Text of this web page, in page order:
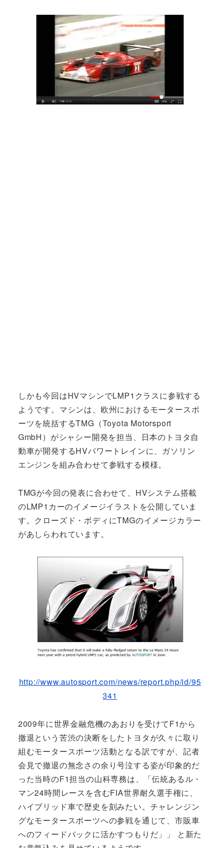
しかも今回はHVマシンでLMP1クラスに参戦する
ようです。マシンは、欧州におけるモータースポ
ーツを統括するTMG（Toyota Motorsport
GmbH）がシャシー開発を担当、日本のトヨタ自
動車が開発するHVパワートレインに、ガソリン
エンジンを組み合わせて参戦する模様。
TMGが今回の発表に合わせて、HVシステム搭載
のLMP1カーのイメージイラストを公開していま
す。クローズド・ボディにTMGのイメージカラー
があしらわれています。
http://www.autosport.com/news/report.php/id/95
341
2009年に世界金融危機のあおりを受けてF1から
撤退という苦渋の決断をしたトヨタが久々に取り
組むモータースポーツ活動となる訳ですが、記者
会見で撤退の無念さの余り号泣する姿が印象的だ
った当時のF1担当の山科専務は、「伝統あるル・
マン24時間レースを含むFIA世界耐久選手権に、
ハイブリッド車で歴史を刻みたい。チャレンジン
グなモータースポーツへの参戦を通じて、市販車
へのフィードバックに活かすつもりだ」」 と新た